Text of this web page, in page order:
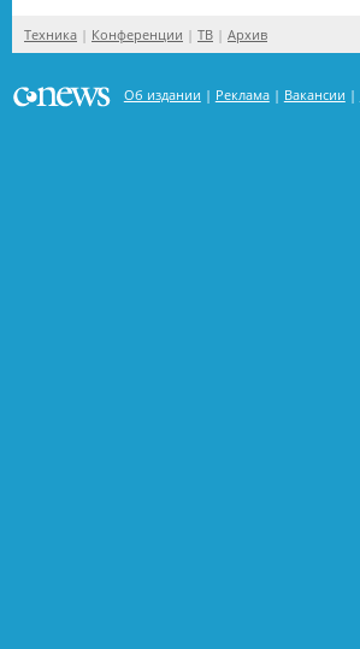
Техника Конференции ТВ Архив
Об издании Реклама Вакансии